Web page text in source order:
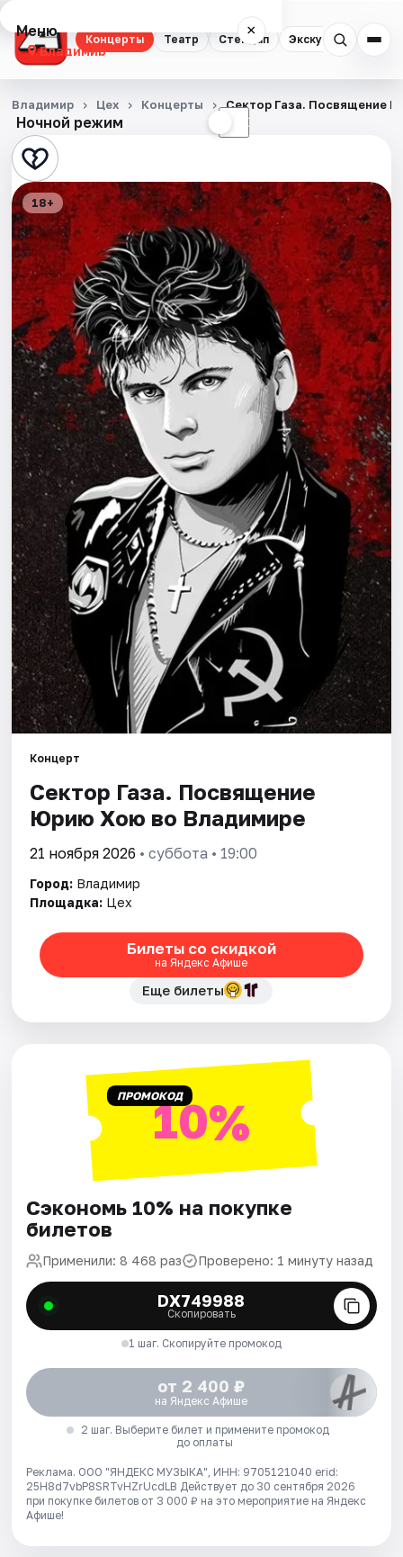
Концерты Театр Стендап Экскурсии
Меню ×
Владимир
Концерты
Театр
Стендап
Экскурсии
События
Города
Площадки
Артисты
Рейтинги
Ночной режим ☾
Владимир Цех Концерты Сектор Газа. Посвящение
18+
Концерт
Сектор Газа. Посвящение
Юрию Хою во Владимире
21 ноября 2026 • суббота • 19:00
Город: Владимир
Площадка: Цех
Билеты со скидкой
на Яндекс Афише
Еще билеты
ПРОМОКОД10%
Сэкономь 10% на покупке
билетов
Применили: 8 468 раз Проверено: 1 минуту назад
DX749988
Скопировать
1 шаг. Скопируйте промокод
от 2 400 ₽
на Яндекс Афише
2 шаг. Выберите билет и примените промокод
до оплаты
Реклама. ООО "ЯНДЕКС МУЗЫКА", ИНН: 9705121040 erid:
25H8d7vbP8SRTvHZrUcdLB Действует до 30 сентября 2026
при покупке билетов от 3 000 ₽ на это мероприятие на Яндекс
Афише!